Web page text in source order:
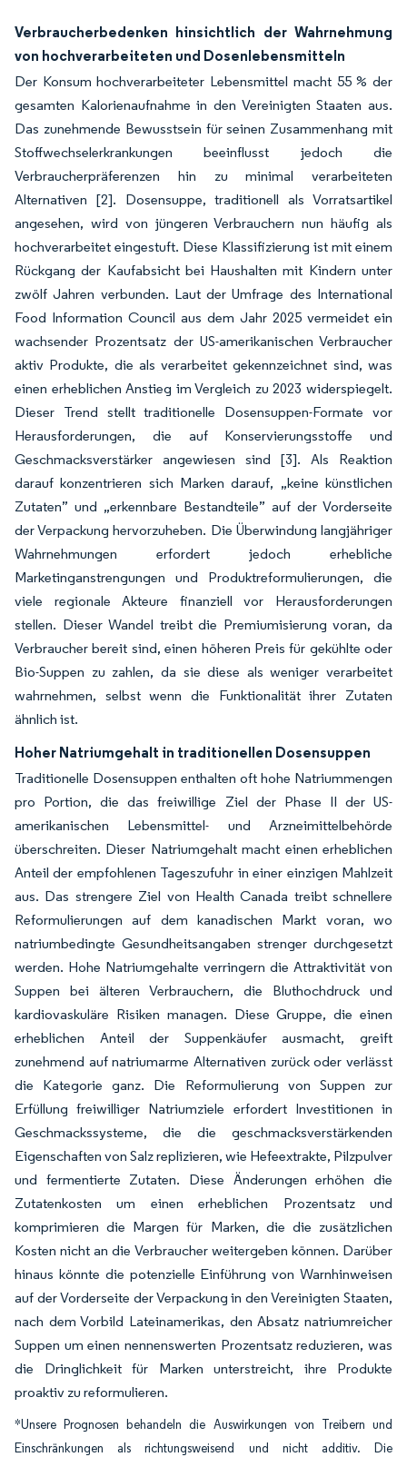
Verbraucherbedenken hinsichtlich der Wahrnehmung
von hochverarbeiteten und Dosenlebensmitteln
Der Konsum hochverarbeiteter Lebensmittel macht 55 % der
gesamten Kalorienaufnahme in den Vereinigten Staaten aus.
Das zunehmende Bewusstsein für seinen Zusammenhang mit
Stoffwechselerkrankungen beeinflusst jedoch die
Verbraucherpräferenzen hin zu minimal verarbeiteten
Alternativen [2]. Dosensuppe, traditionell als Vorratsartikel
angesehen, wird von jüngeren Verbrauchern nun häufig als
hochverarbeitet eingestuft. Diese Klassifizierung ist mit einem
Rückgang der Kaufabsicht bei Haushalten mit Kindern unter
zwölf Jahren verbunden. Laut der Umfrage des International
Food Information Council aus dem Jahr 2025 vermeidet ein
wachsender Prozentsatz der US-amerikanischen Verbraucher
aktiv Produkte, die alsverarbeitet gekennzeichnet sind, was
einen erheblichen Anstieg im Vergleich zu 2023 widerspiegelt.
Dieser Trend stellt traditionelle Dosensuppen-Formate vor
Herausforderungen, die auf Konservierungsstoffe und
Geschmacksverstärker angewiesen sind [3]. Als Reaktion
darauf konzentrieren sich Marken darauf, „keine künstlichen
Zutaten” und „erkennbare Bestandteile” auf der Vorderseite
der Verpackung hervorzuheben. Die Überwindung langjähriger
Wahrnehmungen erfordert jedoch erhebliche
Marketinganstrengungen und Produktreformulierungen, die
viele regionale Akteure finanziell vor Herausforderungen
stellen. Dieser Wandel treibt die Premiumisierung voran, da
Verbraucher bereit sind, einen höheren Preis für gekühlte oder
Bio-Suppen zu zahlen, da sie diese als weniger verarbeitet
wahrnehmen, selbst wenn die Funktionalität ihrer Zutaten
ähnlich ist.
Hoher Natriumgehalt in traditionellen Dosensuppen
Traditionelle Dosensuppen enthalten oft hohe Natriummengen
pro Portion, die das freiwillige Ziel der Phase II der US-
amerikanischen Lebensmittel- und Arzneimittelbehörde
überschreiten. Dieser Natriumgehalt macht einen erheblichen
Anteil der empfohlenen Tageszufuhr in einer einzigen Mahlzeit
aus. Das strengere Ziel von Health Canada treibt schnellere
Reformulierungen auf dem kanadischen Markt voran, wo
natriumbedingte Gesundheitsangaben strenger durchgesetzt
werden. Hohe Natriumgehalte verringern die Attraktivität von
Suppen bei älteren Verbrauchern, die Bluthochdruck und
kardiovaskuläre Risiken managen. Diese Gruppe, die einen
erheblichen Anteil der Suppenkäufer ausmacht, greift
zunehmend auf natriumarme Alternativen zurück oder verlässt
die Kategorie ganz. Die Reformulierung von Suppen zur
Erfüllung freiwilliger Natriumziele erfordert Investitionen in
Geschmackssysteme, die die geschmacksverstärkenden
Eigenschaften von Salz replizieren, wie Hefeextrakte, Pilzpulver
und fermentierte Zutaten. Diese Änderungen erhöhen die
Zutatenkosten um einen erheblichen Prozentsatz und
komprimieren die Margen für Marken, die die zusätzlichen
Kosten nicht an die Verbraucher weitergeben können. Darüber
hinaus könnte die potenzielle Einführung von Warnhinweisen
auf der Vorderseite der Verpackung in den Vereinigten Staaten,
nach dem Vorbild Lateinamerikas, den Absatz natriumreicher
Suppen um einen nennenswerten Prozentsatz reduzieren, was
die Dringlichkeit für Marken unterstreicht, ihre Produkte
proaktiv zu reformulieren.
*Unsere Prognosen behandeln die Auswirkungen von Treibern und
Einschränkungen als richtungsweisend und nicht additiv. Die